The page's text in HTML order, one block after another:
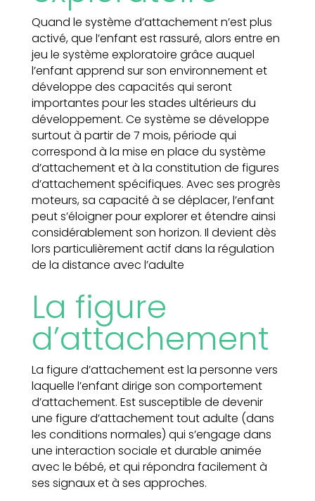
Quand le système d’attachement n’est plus
activé, que l’enfant est rassuré, alors entre en
jeu le système exploratoire grâce auquel
l’enfant apprend sur son environnement et
développe des capacités qui seront
importantes pour les stades ultérieurs du
développement. Ce système se développe
surtout à partir de 7 mois, période qui
correspond à la mise en place du système
d’attachement et à la constitution de figures
d’attachement spécifiques. Avec ses progrès
moteurs, sa capacité à se déplacer, l’enfant
peut s’éloigner pour explorer et étendre ainsi
considérablement son horizon. Il devient dès
lors particulièrement actif dans la régulation
de la distance avec l’adulte
La figure
d’attachement
La figure d’attachement est la personne vers
laquelle l’enfant dirige son comportement
d’attachement. Est susceptible de devenir
une figure d’attachement tout adulte (dans
les conditions normales) qui s’engage dans
une interaction sociale et durable animée
avec le bébé, et qui répondra facilement à
ses signaux et à ses approches.